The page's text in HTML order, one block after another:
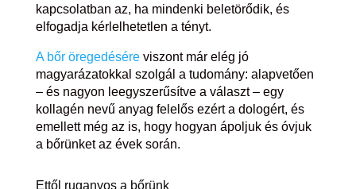
kapcsolatban az, ha mindenki beletörődik, és
elfogadja kérlelhetetlen a tényt.
A bőr öregedésére viszont már elég jó
magyarázatokkal szolgál a tudomány: alapvetően
– és nagyon leegyszerűsítve a választ – egy
kollagén nevű anyag felelős ezért a dologért, és
emellett még az is, hogy hogyan ápoljuk és óvjuk
a bőrünket az évek során.
Ettől ruganyos a bőrünk